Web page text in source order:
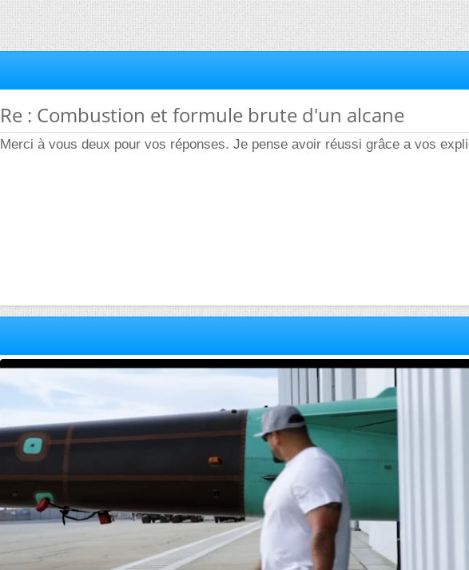
Re : Combustion et formule brute d'un alcane
Merci à vous deux pour vos réponses. Je pense avoir réussi grâce a vos